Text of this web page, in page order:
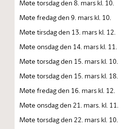
Møte torsdag den 8. mars kl. 10.
Møte fredag den 9. mars kl. 10.
Møte tirsdag den 13. mars kl. 12.
Møte onsdag den 14. mars kl. 11.
Møte torsdag den 15. mars kl. 10.
Møte torsdag den 15. mars kl. 18.
Møte fredag den 16. mars kl. 12.
Møte onsdag den 21. mars. kl. 11.
Møte torsdag den 22. mars kl. 10.